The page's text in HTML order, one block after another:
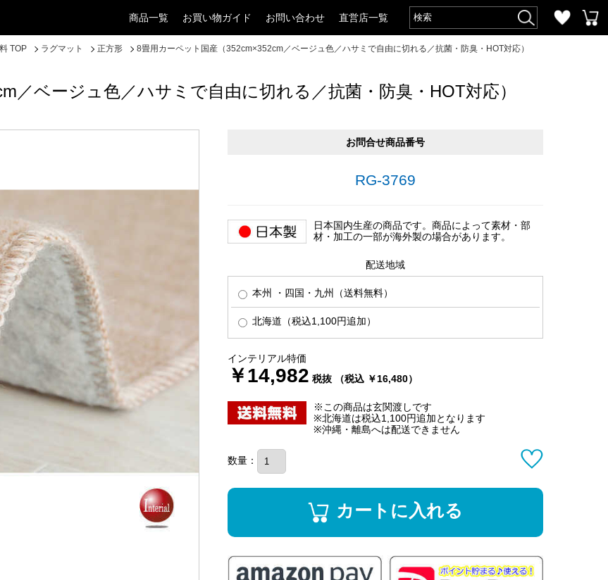
商品一覧 お買い物ガイド お問い合わせ 直営店一覧
TOP ラグマット 正方形 8畳用カーペット国産（352cm×352cm／ベージュ色／ハサミで自由に切れる／抗菌・防臭・HOT対応）
／ベージュ色／ハサミで自由に切れる／抗菌・防臭・HOT対応）
お問合せ商品番号
RG-3769
日本国内生産の商品です。商品によって素材・部
材・加工の一部が海外製の場合があります。
配送地域
本州 ・四国・九州（送料無料）
北海道（税込1,100円追加）
インテリアル特価
￥14,982 税抜 （税込 ￥16,480）
※この商品は玄関渡しです
※北海道は税込1,100円追加となります
※沖縄・離島へは配送できません
数量：
カートに入れる